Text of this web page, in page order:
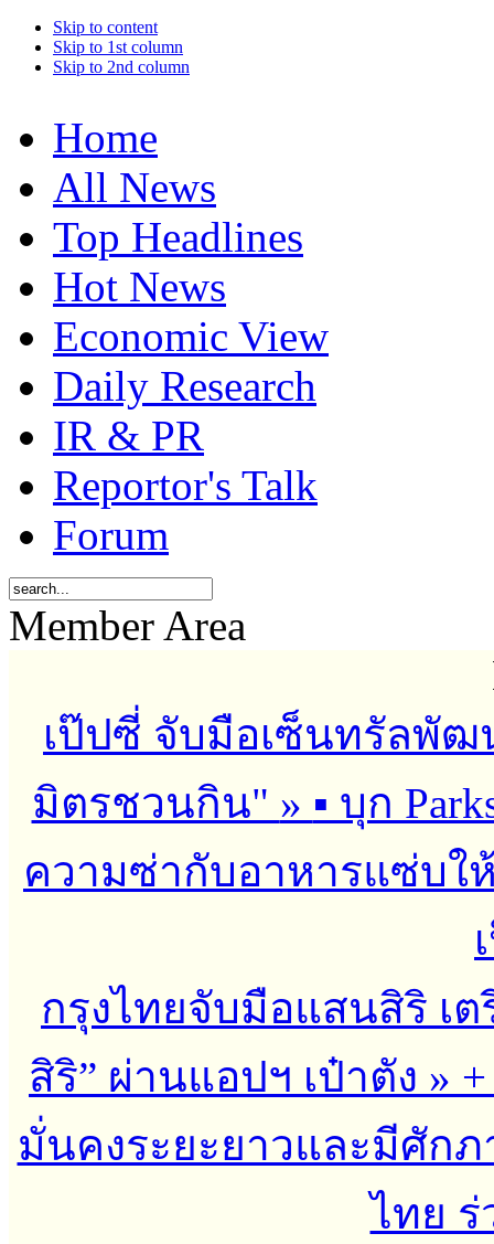
Skip to content
Skip to 1st column
Skip to 2nd column
Home
All News
Top Headlines
Hot News
Economic View
Daily Research
IR & PR
Reportor's Talk
Forum
Member Area
เป๊ปซี่ จับมือเซ็นทรัลพั
มิตรชวนกิน" » ▪︎ บุก
ความซ่ากับอาหารแซ่บใ
กรุงไทยจับมือแสนสิริ เ
สิริ” ผ่านแอปฯ เป๋าตัง »
มั่นคงระยะยาวและมีศักภ
ไทย